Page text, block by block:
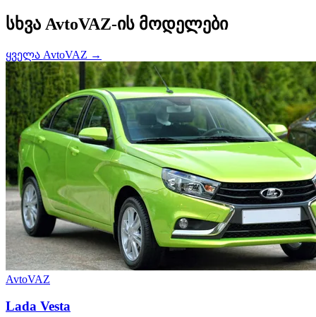
სხვა AvtoVAZ-ის მოდელები
ყველა AvtoVAZ →
AvtoVAZ
Lada Vesta